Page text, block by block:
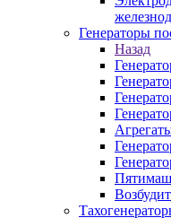
Генераторы
Назад